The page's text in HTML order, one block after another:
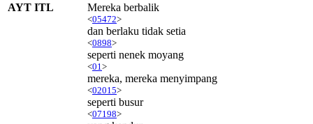
AYT ITL
Mereka berbalik
<05472>
dan berlaku tidak setia
<0898>
seperti nenek moyang
<01 >
mereka, mereka menyimpang
<02015>
seperti busur
<07198>